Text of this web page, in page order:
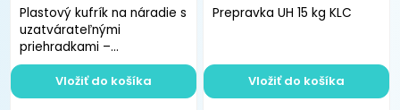
Plastový kufrík na náradie s
uzatvárateľnými
priehradkami –
vyberateľný organizér
Vložiť do košíka
Prepravka UH 15 kg KLC
Vložiť do košíka